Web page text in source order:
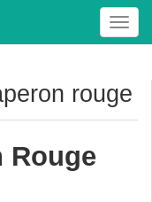
T
o
l
e
rouge
Rouge